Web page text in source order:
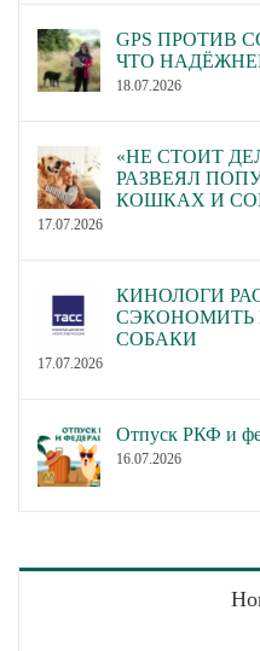
GPS ПРОТИВ
ЧТО
18.07.2026
«НЕ СТОИТ
РАЗВЕЯЛ
КОШКАХ И
17.07.2026
КИНОЛОГИ
СЭКОНОМИТЬ
СОБАКИ
17.07.2026
Отпуск РКФ и
16.07.2026